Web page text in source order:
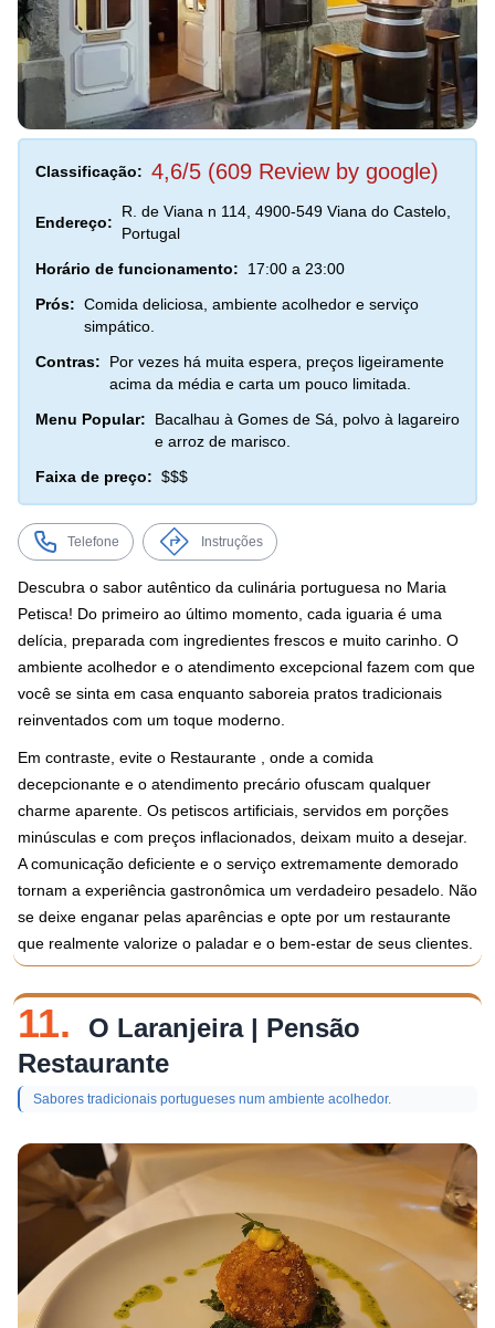
Classificação: 4,6/5 (609 Review by google)
Endereço:
R. de Viana n 114, 4900-549 Viana do Castelo,
Portugal
Horário de funcionamento:
17:00 a 23:00
Prós: Comida deliciosa, ambiente acolhedor e serviço
simpático.
Contras:
Por vezes há muita espera, preços ligeiramente
acima da média e carta um pouco limitada.
Menu Popular:
Bacalhau à Gomes de Sá, polvo à lagareiro
e arroz de marisco.
Faixa de preço: $$$
Telefone Instruções
Descubra o sabor autêntico da culinária portuguesa no Maria
Petisca! Do primeiro ao último momento, cada iguaria é uma
delícia, preparada com ingredientes frescos e muito carinho. O
ambiente acolhedor e o atendimento excepcional fazem com que
você se sinta em casa enquanto saboreia pratos tradicionais
reinventados com um toque moderno.
Em contraste, evite o Restaurante , onde a comida
decepcionante e o atendimento precário ofuscam qualquer
charme aparente. Os petiscos artificiais, servidos em porções
minúsculas e com preços inflacionados, deixam muito a desejar.
A comunicação deficiente e o serviço extremamente demorado
tornam a experiência gastronômica um verdadeiro pesadelo. Não
se deixe enganar pelas aparências e opte por um restaurante
que realmente valorize o paladar e o bem-estar de seus clientes.
11.
O Laranjeira | Pensão
Restaurante
Sabores tradicionais portugueses num ambiente acolhedor.